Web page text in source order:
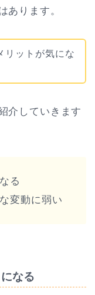
あります。
リットが気にな
介していきます
る
変動に弱い
なる